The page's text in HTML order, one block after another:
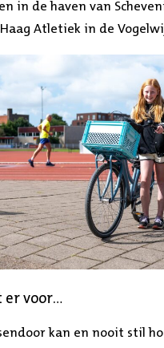
in de haven van
Atletiek in de
er voor…
kan en nooit stil